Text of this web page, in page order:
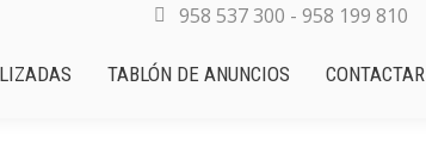
958 537 300 - 958 199 810
TABLÓN DE ANUNCIOS CONTACTAR